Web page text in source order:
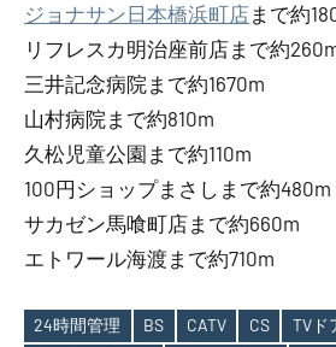
ジョナサン日本橋浜町店まで約
リフレスカ明治座前店まで約
三井記念病院まで約1670m
山村病院まで約810m
久松児童公園まで約110m
100円ショップまさしまで約480m
サカゼン馬喰町店まで約660m
エトワール海渡まで約710m
24時間管理 BS CATV CS
TVド